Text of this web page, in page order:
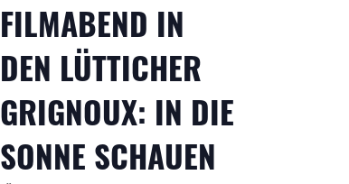
FILMABEND IN
DEN LÜTTICHER
GRIGNOUX: IN DIE
SONNE SCHAUEN